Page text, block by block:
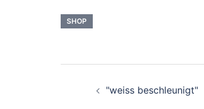
SHOP
"weiss beschleunigt"